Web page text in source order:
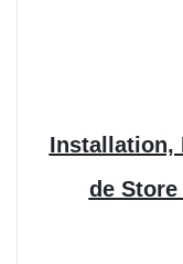
Installation,
de